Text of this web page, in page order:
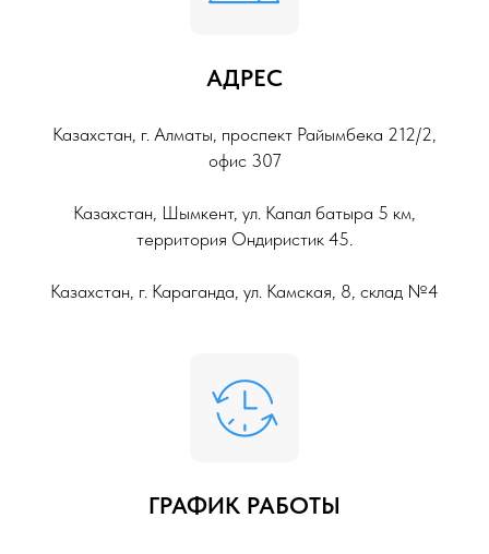
АДРЕС
Казахстан, г. Алматы, проспект Райымбека 212/2,
офис 307
Казахстан, Шымкент, ул. Капал батыра 5 км,
территория Ондиристик 45.
Казахстан, г. Караганда, ул. Камская, 8, склад №4
ГРАФИК РАБОТЫ